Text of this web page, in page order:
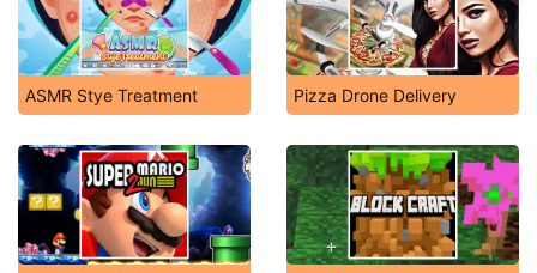
ASMR Stye Treatment Pizza Drone Delivery